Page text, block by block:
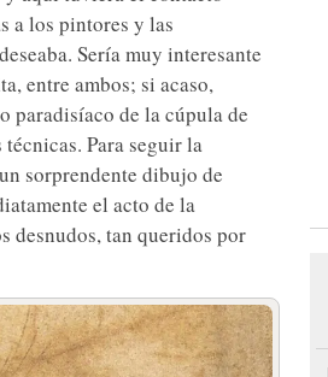
a los pintores y las
Sería muy interesante
entre ambos; si acaso,
paradisíaco de la cúpula de
Para seguir la
sorprendente dibujo de
el acto de la
desnudos, tan queridos por